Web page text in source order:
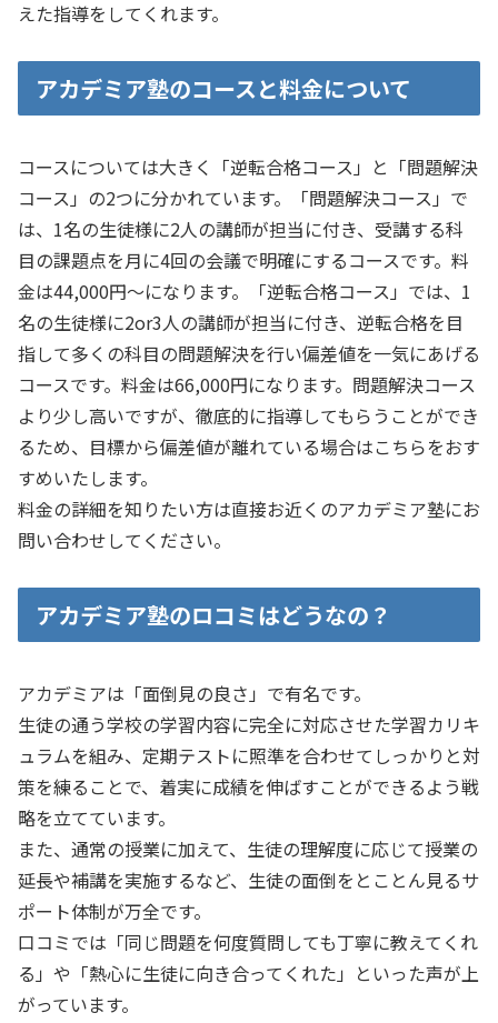
えた指導をしてくれます。
アカデミア塾のコースと料金について
コースについては大きく「逆転合格コース」と「問題解決
コース」の2つに分かれています。「問題解決コース」で
は、1名の生徒様に2人の講師が担当に付き、受講する科
目の課題点を月に4回の会議で明確にするコースです。料
金は44,000円〜になります。「逆転合格コース」では、1
名の生徒様に2or3人の講師が担当に付き、逆転合格を目
指して多くの科目の問題解決を行い偏差値を一気にあげる
コースです。料金は66,000円になります。問題解決コース
より少し高いですが、徹底的に指導してもらうことができ
るため、目標から偏差値が離れている場合はこちらをおす
すめいたします。
料金の詳細を知りたい方は直接お近くのアカデミア塾にお
問い合わせしてください。
アカデミア塾のロコミはどうなの？
アカデミアは「面倒見の良さ」で有名です。
生徒の通う学校の学習内容に完全に対応させた学習カリキ
ュラムを組み、定期テストに照準を合わせてしっかりと対
策を練ることで、着実に成績を伸ばすことができるよう戦
略を立てています。
また、通常の授業に加えて、生徒の理解度に応じて授業の
延長や補講を実施するなど、生徒の面倒をとことん見るサ
ポート体制が万全です。
口コミでは「同じ問題を何度質問しても丁寧に教えてくれ
る」や「熱心に生徒に向き合ってくれた」といった声が上
がっています。